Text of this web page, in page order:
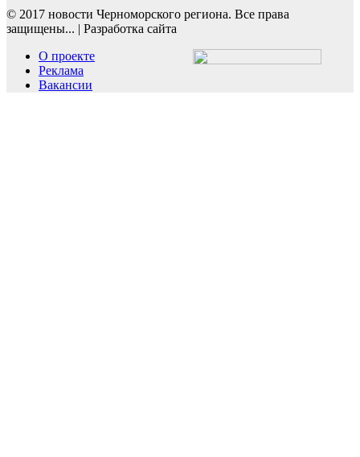
© 2017 новости Черноморского региона. Все права
защищены... | Разработка сайта
О проекте
Реклама
Вакансии